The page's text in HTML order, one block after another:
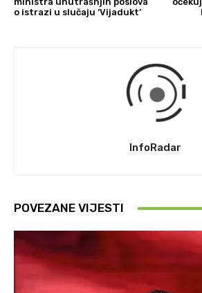
o istrazi u slučaju ‘Vijadukt’
InfoRadar
POVEZANE VIJESTI